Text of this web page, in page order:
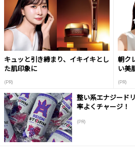
キュッと引き締まり、イキイキとし
た肌印象に
(PR)
朝ク
い美
(PR)
整い系エナジード
率よくチャージ！
(PR)